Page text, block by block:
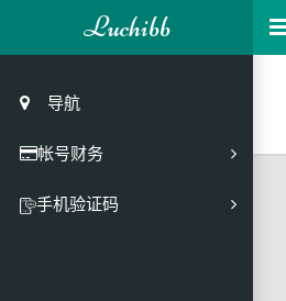
Luchibb
导航
帐号财务
充值
手机验证码